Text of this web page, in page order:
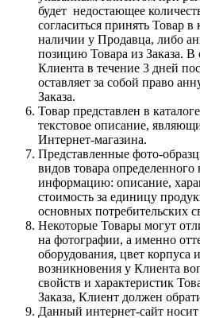
будет недостающее
согласиться принять Товар
наличии у Продавца, либо
позицию Товара из Заказа. В
Клиента в течение 3 дней
оставляет за собой право
Заказа.
Товар представлен в
текстовое описание,
Интернет-магазина.
Представленные фото-
видов товара
информацию: описание,
стоимость за единицу
основных потребительских
Некоторые Товары могут
на фотографии, а именно
оборудования, цвет корпуса
возникновения у Клиента
свойств и характеристик
Заказа, Клиент должен
Данный интернет-сайт